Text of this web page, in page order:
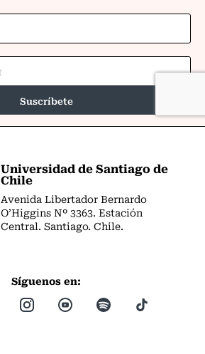
Universidad de Santiago de
Chile
Avenida Libertador Bernardo
O’Higgins Nº 3363. Estación
Central. Santiago. Chile.
Síguenos en: